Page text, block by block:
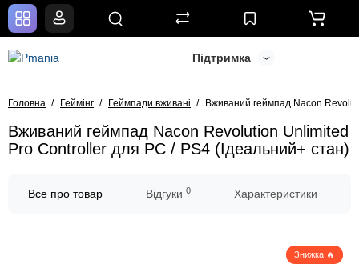
Підтримка
Головна Геймінг Геймпади вживані Вживаний геймпад Nacon
Вживаний геймпад Nacon Revolution Unlimited
Pro Controller для PC / PS4 (Ідеальний+ стан)
Все про товар Відгуки 0 Характеристики
Знижка 🔥